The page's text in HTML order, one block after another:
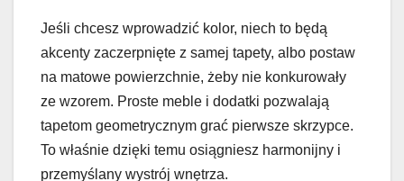
Jeśli chcesz wprowadzić kolor, niech to będą
akcenty zaczerpnięte z samej tapety, albo postaw
na matowe powierzchnie, żeby nie konkurowały
ze wzorem. Proste meble i dodatki pozwalają
tapetom geometrycznym grać pierwsze skrzypce.
To właśnie dzięki temu osiągniesz harmonijny i
przemyślany wystrój wnętrza.